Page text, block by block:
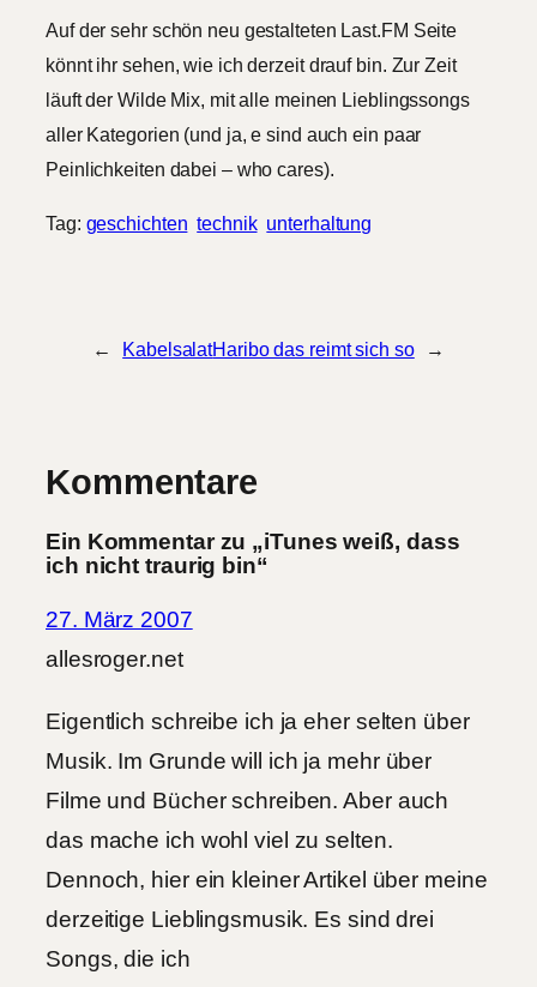
Auf der sehr schön neu gestalteten Last.FM Seite
könnt ihr sehen, wie ich derzeit drauf bin. Zur Zeit
läuft der Wilde Mix, mit alle meinen Lieblingssongs
aller Kategorien (und ja, e sind auch ein paar
Peinlichkeiten dabei – who cares).
Tag: geschichten technik unterhaltung
← KabelsalatHaribo das reimt sich so →
Kommentare
Ein Kommentar zu „iTunes weiß, dass
ich nicht traurig bin“
27. März 2007
allesroger.net
Eigentlich schreibe ich ja eher selten über
Musik. Im Grunde will ich ja mehr über
Filme und Bücher schreiben. Aber auch
das mache ich wohl viel zu selten.
Dennoch, hier ein kleiner Artikel über meine
derzeitige Lieblingsmusik. Es sind drei
Songs, die ich